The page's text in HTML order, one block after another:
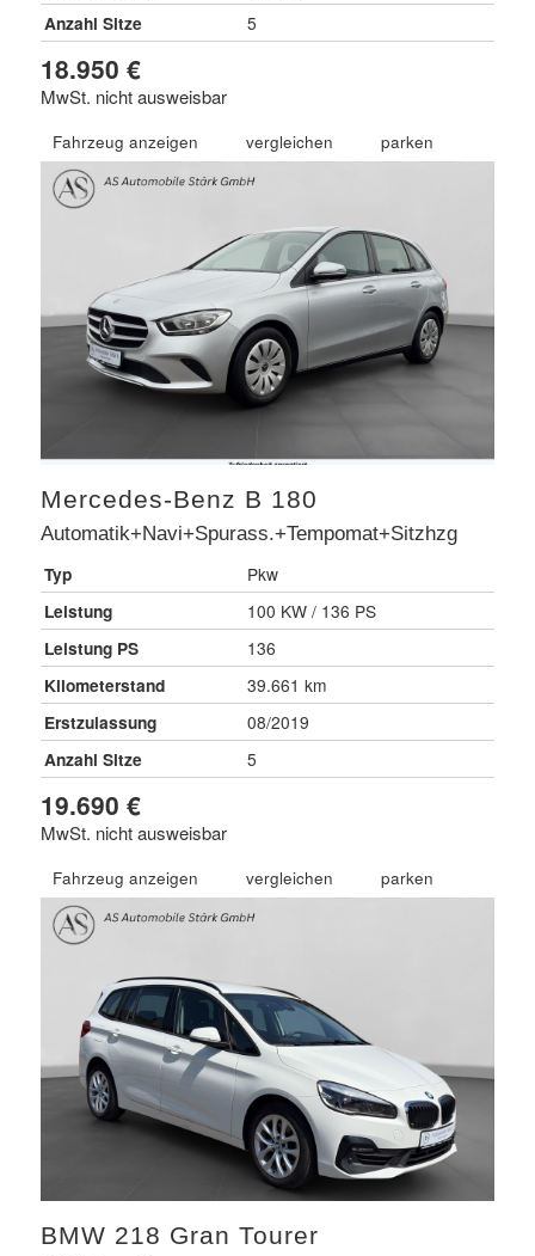
Anzahl Sitze
5
18.950 €
MwSt. nicht ausweisbar
Fahrzeug anzeigen vergleichen parken
Mercedes-Benz B 180
Automatik+Navi+Spurass.+Tempomat+Sitzhzg
Typ
Pkw
Leistung
100 KW / 136 PS
Leistung PS
136
Kilometerstand
39.661 km
Erstzulassung
08/2019
Anzahl Sitze
5
19.690 €
MwSt. nicht ausweisbar
Fahrzeug anzeigen vergleichen parken
BMW 218 Gran Tourer